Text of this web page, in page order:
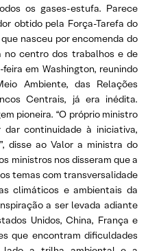
os gases-estufa. Parece
obtido pela Força-Tarefa do
nasceu por encomenda do
no centro dos trabalhos e de
em Washington, reunindo
Ambiente, das Relações
Centrais, já era inédita.
pioneira. “O próprio ministro
continuidade à iniciativa,
disse ao Valor a ministra do
ministros nos disseram que a
temas com transversalidade
climáticos e ambientais da
a ser levada adiante
Unidos, China, França e
que encontram dificuldades